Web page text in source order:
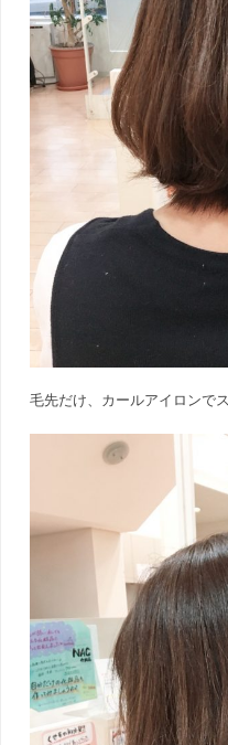
毛先だけ、カールアイロンで